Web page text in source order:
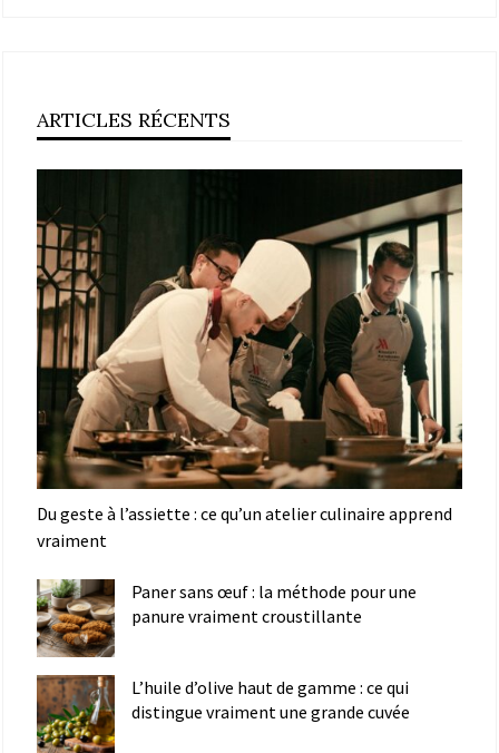
ARTICLES RÉCENTS
Du geste à l’assiette : ce qu’un atelier culinaire apprend
vraiment
Paner sans œuf : la méthode pour une
panure vraiment croustillante
L’huile d’olive haut de gamme : ce qui
distingue vraiment une grande cuvée